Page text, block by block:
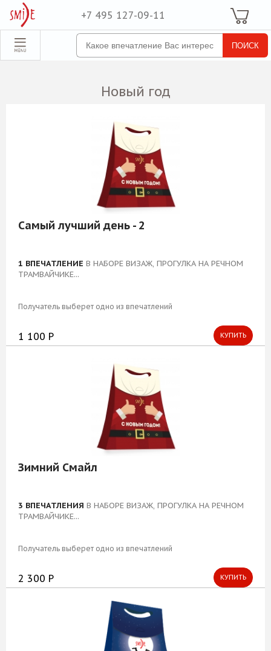
Для неё
набор
наборы
Блог
+7 495 127-09-11 Ваша Корзина
Новый год
Самый лучший день - 2
1 ВПЕЧАТЛЕНИЕ В НАБОРЕ ВИЗАЖ, ПРОГУЛКА НА РЕЧНОМ
ТРАМВАЙЧИКЕ...
Получатель выберет одно из впечатлений
1 100 Р КУПИТЬ
Зимний Смайл
3 ВПЕЧАТЛЕНИЯ В НАБОРЕ ВИЗАЖ, ПРОГУЛКА НА РЕЧНОМ
ТРАМВАЙЧИКЕ...
Получатель выберет одно из впечатлений
2 300 Р КУПИТЬ